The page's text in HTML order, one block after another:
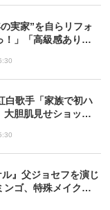
実家”を自らリフォ
！」「高級感ありま
白歌手「家族で初ハ
大胆肌見せショット
』父ジョセフを演じ
ゴ、特殊メイクに2